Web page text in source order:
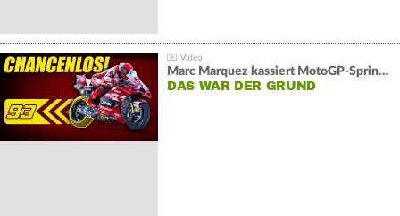
Marc Marquez kassiert MotoGP-Sprint-Schlappe:
DAS WAR DER GRUND